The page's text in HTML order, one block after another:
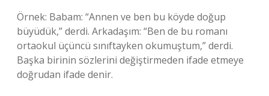
Örnek: Babam: “Annen ve ben bu köyde doğup
büyüdük,” derdi. Arkadaşım: “Ben de bu romanı
ortaokul üçüncü sınıftayken okumuştum,” derdi.
Başka birinin sözlerini değiştirmeden ifade etmeye
doğrudan ifade denir.